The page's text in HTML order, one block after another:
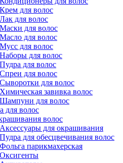
Крем для волос
Лак для волос
Маски для волос
Масло для волос
Мусс для волос
Наборы для волос
Пудра для волос
Спреи для волос
Сыворотки для волос
Химическая завивка волос
Шампуни для волос
для волос
волос
Аксессуары для окрашивания
Пудра для обесцвечивания волос
Фольга парикмахерская
Оксигенты